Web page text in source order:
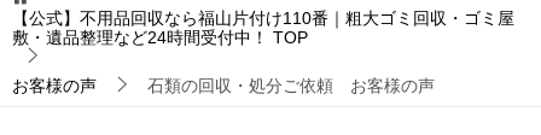
【公式】不用品回収なら福山片付け110番｜粗大ゴミ回収・ゴミ屋
敷・遺品整理など24時間受付中！
TOP
お客様の声 石類の回収・処分ご依頼 お客様の声